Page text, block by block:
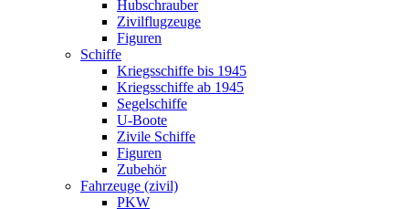
Hubschrauber
Zivilflugzeuge
Figuren
Schiffe
Kriegsschiffe bis 1945
Kriegsschiffe ab 1945
Segelschiffe
U-Boote
Zivile Schiffe
Figuren
Zubehör
Fahrzeuge (zivil)
PKW